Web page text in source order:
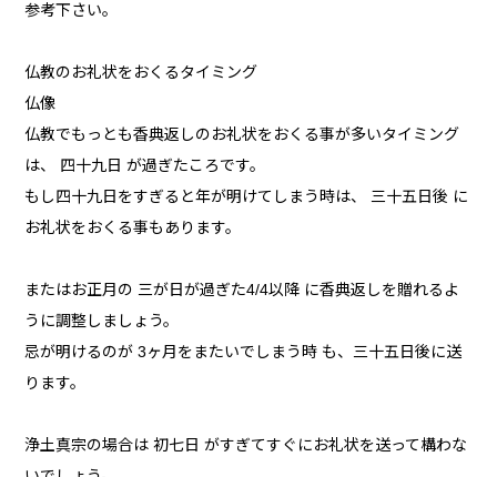
参考下さい。
仏教のお礼状をおくるタイミング
仏像
仏教でもっとも香典返しのお礼状をおくる事が多いタイミング
は、 四十九日 が過ぎたころです。
もし四十九日をすぎると年が明けてしまう時は、 三十五日後 に
お礼状をおくる事もあります。
またはお正月の 三が日が過ぎた4/4以降 に香典返しを贈れるよ
うに調整しましょう。
忌が明けるのが 3ヶ月をまたいでしまう時 も、三十五日後に送
ります。
浄土真宗の場合は 初七日 がすぎてすぐにお礼状を送って構わな